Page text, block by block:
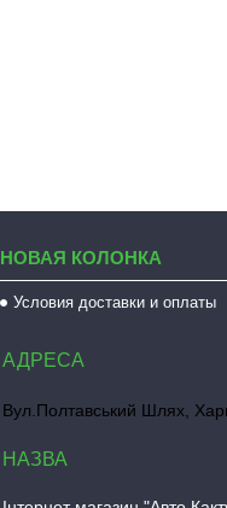
НОВАЯ КОЛОНКА
Условия доставки и оплаты
Вул.Полтавський Шлях,